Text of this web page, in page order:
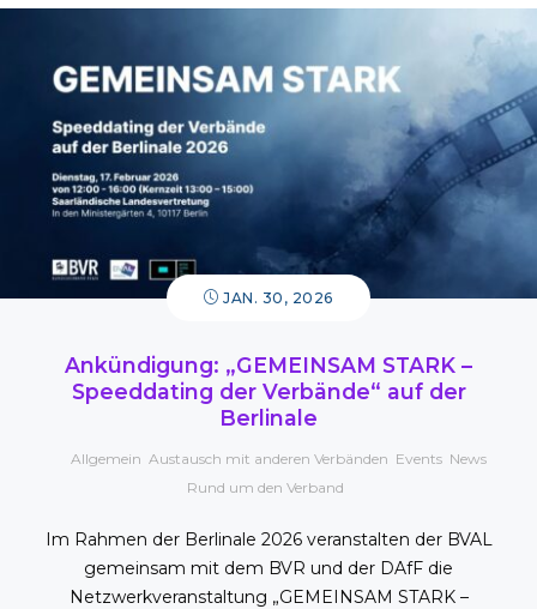
JAN. 30, 2026
Ankündigung: „GEMEINSAM STARK –
Speeddating der Verbände“ auf der
Berlinale
Allgemein Austausch mit anderen Verbänden Events, News,
Rund um den Verband
Im Rahmen der Berlinale 2026 veranstalten der BVAL
gemeinsam mit dem BVR und der DAfF die
Netzwerkveranstaltung „GEMEINSAM STARK –